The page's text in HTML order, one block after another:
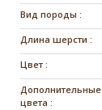
Вид породы :
Длина шерсти :
Цвет :
Дополнительные
цвета :